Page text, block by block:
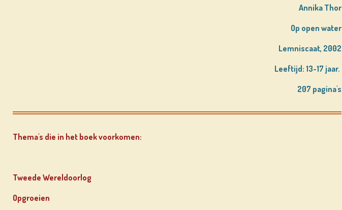
Annika Thor
Op open water
Lemniscaat, 2002
Leeftijd: 13-17 jaar.
207 pagina's
Thema's die in het boek voorkomen:
Tweede Wereldoorlog
Opgroeien